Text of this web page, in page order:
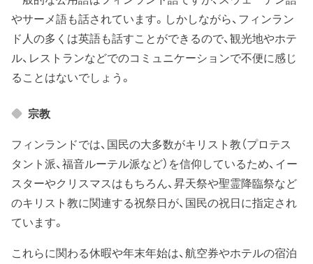
やサーメ語も話されています。しかしながら、フィンラン
ド人の多くは英語も話すことができるので、観光地やホテ
ル、レストランなどでのコミュニケーションで不便に感じ
ることはないでしょう。
宗教
フィンランドでは、国民の大多数がキリスト教（プロテス
タント派、福音ルーテル派など）を信仰しているため、イー
スターやクリスマスはもちろん、昇天祭や聖霊降臨祭など
のキリスト教に関連する祝祭日が、国民の祝日に指定され
ています。
これらに関わる休暇や年末年始は、航空券やホテルの宿泊